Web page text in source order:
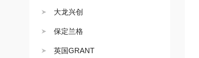
大龙兴创
保定兰格
英国GRANT